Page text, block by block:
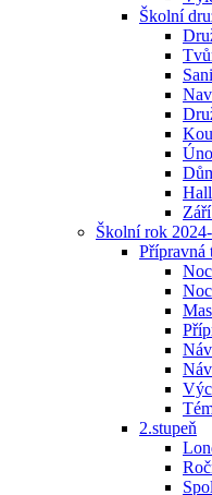
Školní
Školní rok
Přípravná
2.stupeň